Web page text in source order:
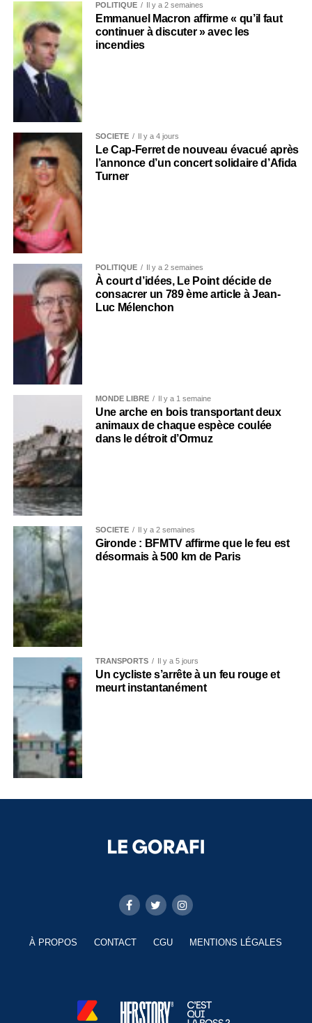
POLITIQUE Il y a 2 semaines
Emmanuel Macron affirme « qu’il faut
continuer à discuter » avec les
incendies
SOCIÉTÉ Il y a 4 jours
Le Cap-Ferret de nouveau évacué après
l’annonce d’un concert solidaire d’Afida
Turner
POLITIQUE Il y a 2 semaines
À court d’idées, Le Point décide de
consacrer un 789 ème article à Jean-
Luc Mélenchon
MONDE LIBRE Il y a 1 semaine
Une arche en bois transportant deux
animaux de chaque espèce coulée
dans le détroit d’Ormuz
SOCIÉTÉ Il y a 2 semaines
Gironde : BFMTV affirme que le feu est
désormais à 500 km de Paris
TRANSPORTS Il y a 5 jours
Un cycliste s’arrête à un feu rouge et
meurt instantanément
À PROPOS CONTACT CGU MENTIONS LÉGALES